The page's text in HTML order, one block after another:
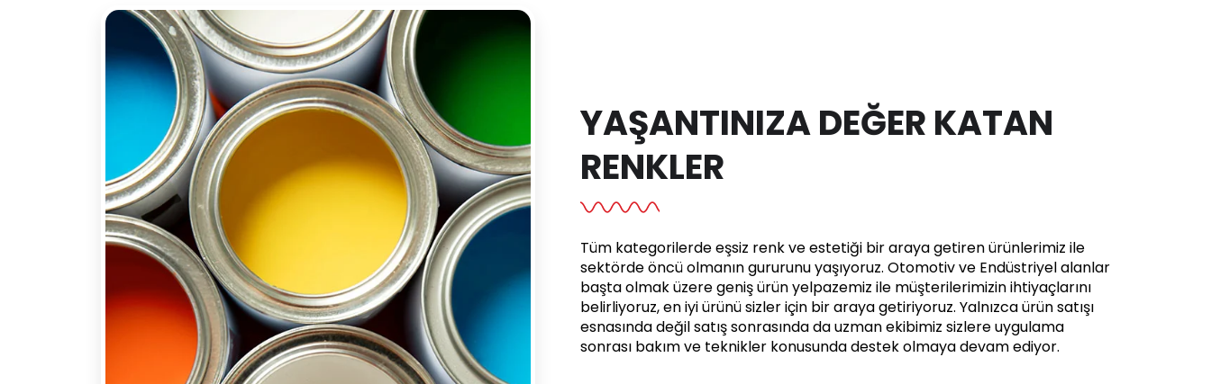
YAŞANTINIZA DEĞER KATAN
RENKLER
Tüm kategorilerde eşsiz renk ve estetiği bir araya getiren ürünlerimiz ile
sektörde öncü olmanın gururunu yaşıyoruz. Otomotiv ve Endüstriyel alanlar
başta olmak üzere geniş ürün yelpazemiz ile müşterilerimizin ihtiyaçlarını
belirliyoruz, en iyi ürünü sizler için bir araya getiriyoruz. Yalnızca ürün satışı
esnasında değil satış sonrasında da uzman ekibimiz sizlere uygulama
sonrası bakım ve teknikler konusunda destek olmaya devam ediyor.